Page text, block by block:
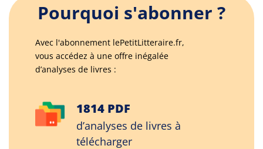
Pourquoi s'abonner ?
Avec l'abonnement lePetitLitteraire.fr,
vous accédez à une offre inégalée
d’analyses de livres :
1814 PDF
d’analyses de livres à
télécharger